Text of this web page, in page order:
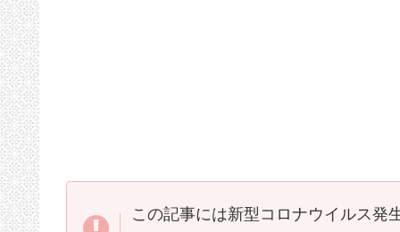
この記事には新型コロナウイルス発